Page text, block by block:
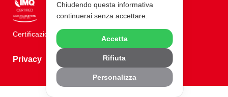
Certificazioni ISO 9001
Privacy
Chiudendo questa informativa
continuerai senza accettare.
Accetta
Rifiuta
Personalizza